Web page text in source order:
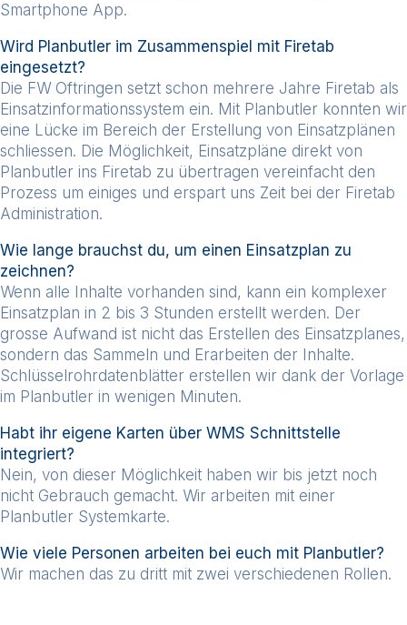
Smartphone App.
Wird Planbutler im Zusammenspiel mit Firetab
eingesetzt?
Die FW Oftringen setzt schon mehrere Jahre Firetab als
Einsatzinformationssystem ein. Mit Planbutler konnten wir
eine Lücke im Bereich der Erstellung von Einsatzplänen
schliessen. Die Möglichkeit, Einsatzpläne direkt von
Planbutler ins Firetab zu übertragen vereinfacht den
Prozess um einiges und erspart uns Zeit bei der Firetab
Administration.
Wie lange brauchst du, um einen Einsatzplan zu
zeichnen?
Wenn alle Inhalte vorhanden sind, kann ein komplexer
Einsatzplan in 2 bis 3 Stunden erstellt werden. Der
grosse Aufwand ist nicht das Erstellen des Einsatzplanes,
sondern das Sammeln und Erarbeiten der Inhalte.
Schlüsselrohrdatenblätter erstellen wir dank der Vorlage
im Planbutler in wenigen Minuten.
Habt ihr eigene Karten über WMS Schnittstelle
integriert?
Nein, von dieser Möglichkeit haben wir bis jetzt noch
nicht Gebrauch gemacht. Wir arbeiten mit einer
Planbutler Systemkarte.
Wie viele Personen arbeiten bei euch mit Planbutler?
Wir machen das zu dritt mit zwei verschiedenen Rollen.